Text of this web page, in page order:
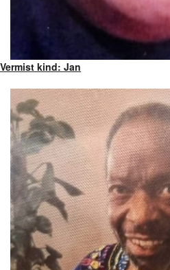
Vermist kind: Jan